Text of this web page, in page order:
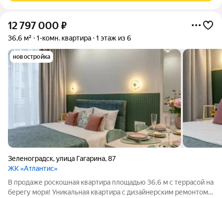
12 797 000 ₽
36,6 м² 1-комн. квартира 1 этаж из 6
новостройка
Зеленоградск,улица Гагарина,87
ЖК «Атлантис»
В продаже роскошная квартира площадью 36,6 м с террасой на
берегу моря! Уникальная квартира с дизайнерским ремонтом в